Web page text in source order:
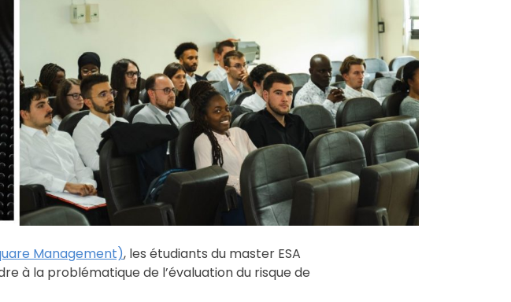
Management), les étudiants du master ESA
à la problématique de l’évaluation du risque de